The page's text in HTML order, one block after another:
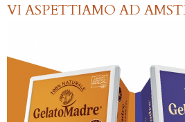
VI ASPETTIAMO AD